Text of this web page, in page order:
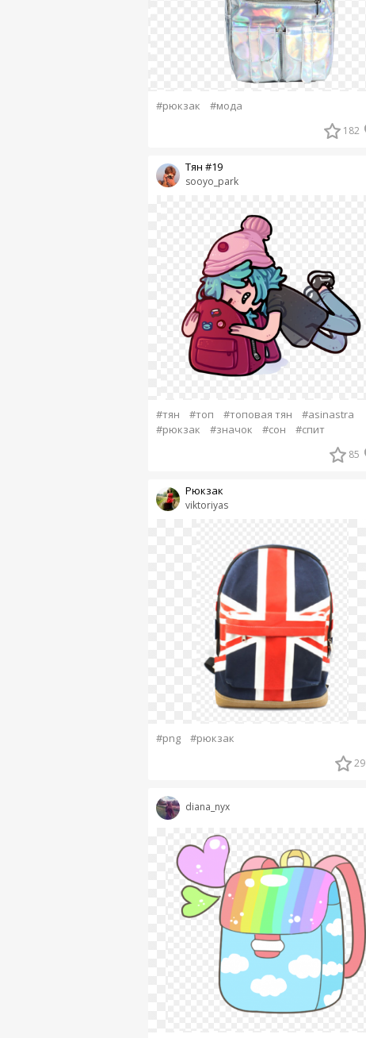
#рюкзак #мода
182
sooyo_park
Тян #19
#тян #топ #топовая тян
#asinastra
#рюкзак
#значок #сон #спит
85
viktoriyas
Рюкзак
#png #рюкзак
29
diana_nyx